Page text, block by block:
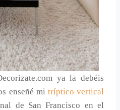
ya la debéis
enseñé mi tríptico vertical
de San Francisco en el